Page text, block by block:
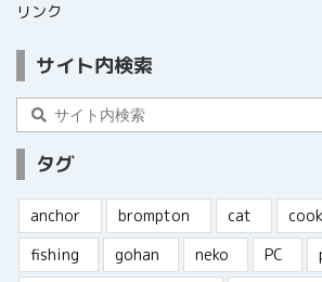
リンク
サイト内検索
タグ
anchor brompton cat
fishing
gohan neko PC